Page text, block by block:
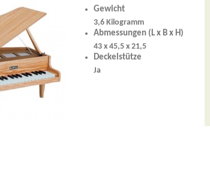
Gewicht
3,6 Kilogramm
Abmessungen (L x B x H)
43 x 45,5 x 21,5
Deckelstütze
Ja